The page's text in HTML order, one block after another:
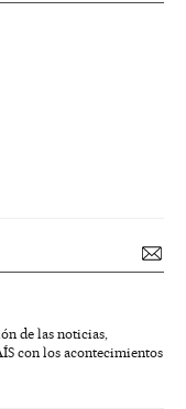
de las noticias,
con los acontecimientos